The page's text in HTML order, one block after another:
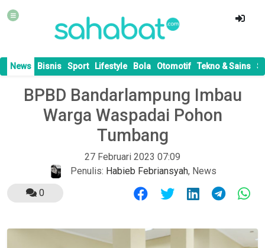
News Bisnis Sport Lifestyle Bola Otomotif Tekno & Sains
BPBD Bandarlampung Imbau
Warga Waspadai Pohon
Tumbang
27 Februari 2023 07:09
Penulis: Habieb Febriansyah, News
0